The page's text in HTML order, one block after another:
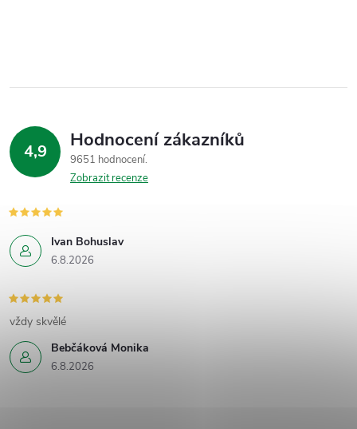
4,9 Hodnocení zákazníků
9651 hodnocení
Zobrazit recenze
Ivan Bohuslav
6.8.2026
Bebčáková Monika
6.8.2026
vždy skvělé